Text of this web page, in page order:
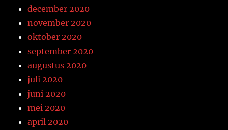
december 2020
november 2020
oktober 2020
september 2020
augustus 2020
juli 2020
juni 2020
mei 2020
april 2020